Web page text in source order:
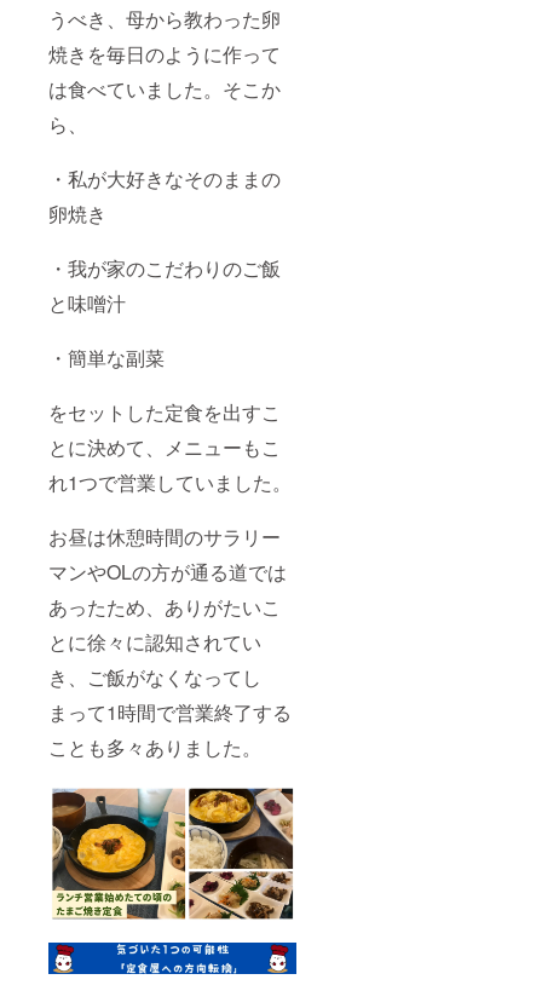
うべき、母から教わった卵
焼きを毎日のように作って
は食べていました。そこか
ら、
・私が大好きなそのままの
卵焼き
・我が家のこだわりのご飯
と味噌汁
・簡単な副菜
をセットした定食を出すこ
とに決めて、メニューもこ
れ1つで営業していました。
お昼は休憩時間のサラリー
マンやOLの方が通る道では
あったため、ありがたいこ
とに徐々に認知されてい
き、ご飯がなくなってし
まって1時間で営業終了する
ことも多々ありました。